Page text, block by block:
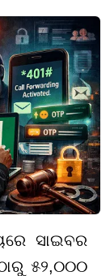
ସାଇବର
୫୨,୦୦୦